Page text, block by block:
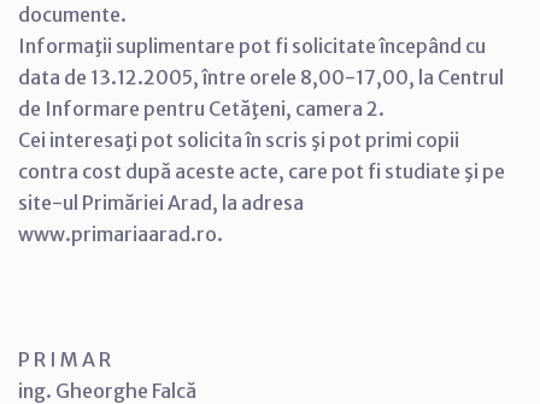
documente.
Informaţii suplimentare pot fi solicitate începând cu
data de 13.12.2005, între orele 8,00-17,00, la Centrul
de Informare pentru Cetăţeni, camera 2.
Cei interesaţi pot solicita în scris şi pot primi copii
contra cost după aceste acte, care pot fi studiate şi pe
site-ul Primăriei Arad, la adresa
www.primariaarad.ro.
P R I M A R
ing. Gheorghe Falcă